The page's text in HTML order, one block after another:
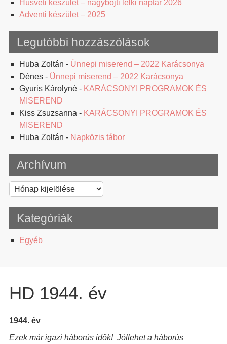
Húsvéti készület – nagyböjti lelki naptár 2026
Adventi készület – 2025
Legutóbbi hozzászólások
Huba Zoltán - Ünnepi miserend – 2022 Karácsonya
Dénes- Ünnepi miserend – 2022 Karácsonya
Gyuris Károlyné- KARÁCSONYI PROGRAMOK ÉS
MISEREND
Kiss Zsuzsanna - KARÁCSONYI PROGRAMOK ÉS
MISEREND
Huba Zoltán - Napközis tábor
Archívum
Archívum
Kategóriák
Egyéb
HD 1944. év
1944. év
Ezek már igazi háborús idők! Jóllehet a háborús